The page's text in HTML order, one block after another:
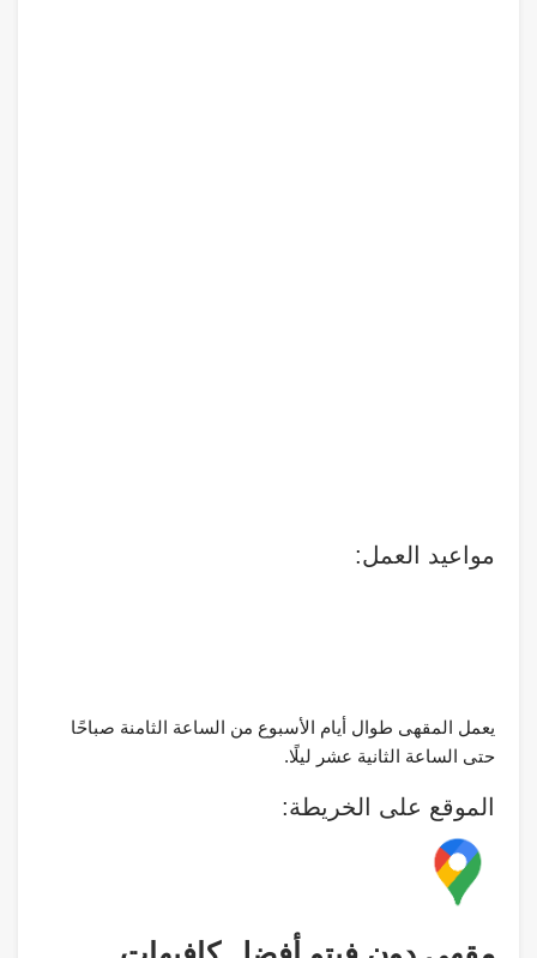
مواعيد العمل:
يعمل المقهى طوال أيام الأسبوع من الساعة الثامنة صباحًا
حتى الساعة الثانية عشر ليلًا.
الموقع على الخريطة: